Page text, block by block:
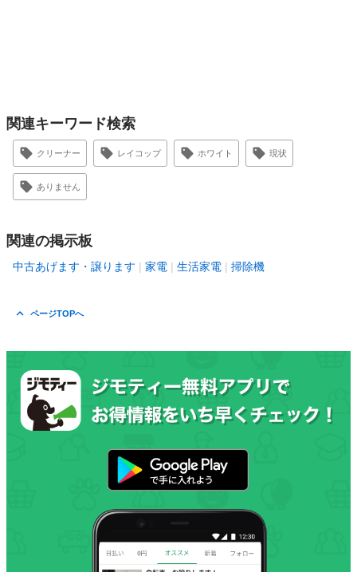
関連キーワード検索
クリーナー レイコップ ホワイト 現状
ありません
関連の掲示板
中古あげます・譲ります 家電 生活家電 掃除機
ページTOPへ